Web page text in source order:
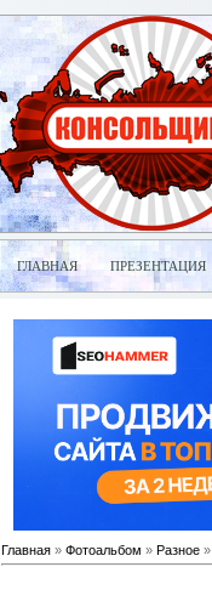
ГЛАВНАЯ ПРЕЗЕНТАЦИЯ
Главная » Фотоальбом » Разное »